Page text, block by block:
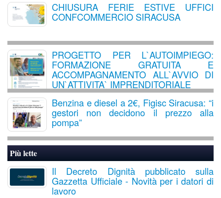
CHIUSURA FERIE ESTIVE UFFICI
CONFCOMMERCIO SIRACUSA
PROGETTO PER L`AUTOIMPIEGO:
FORMAZIONE GRATUITA E
ACCOMPAGNAMENTO ALL`AVVIO DI
UN`ATTIVITA` IMPRENDITORIALE
Benzina e diesel a 2€, Figisc Siracusa: “i
gestori non decidono il prezzo alla
pompa”
Più lette
Il Decreto Dignità pubblicato sulla
Gazzetta Ufficiale - Novità per i datori di
lavoro